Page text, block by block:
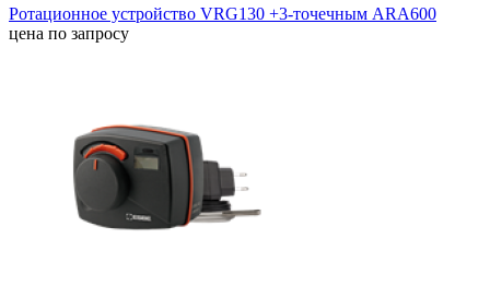
Ротационное устройство VRG130 +3-точечным ARA600
цена по запросу